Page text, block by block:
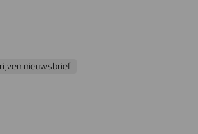
nieuwsbrief